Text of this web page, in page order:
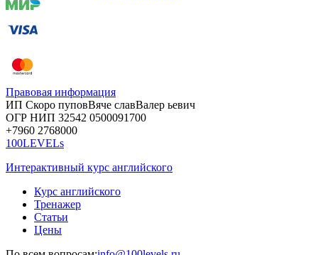
Правовая информация
ИП Скоро пуповВяче славВалер ьевич
ОГР НИП 32542 0500091700
+7960 2768000
100LEVELs
Интерактивный курс английского
Курс английского
Тренажер
Статьи
Цены